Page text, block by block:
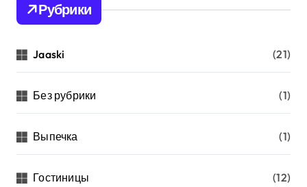
Рубрики
Jaaski (21)
Без рубрики (1)
Выпечка (1)
Гостиницы (12)